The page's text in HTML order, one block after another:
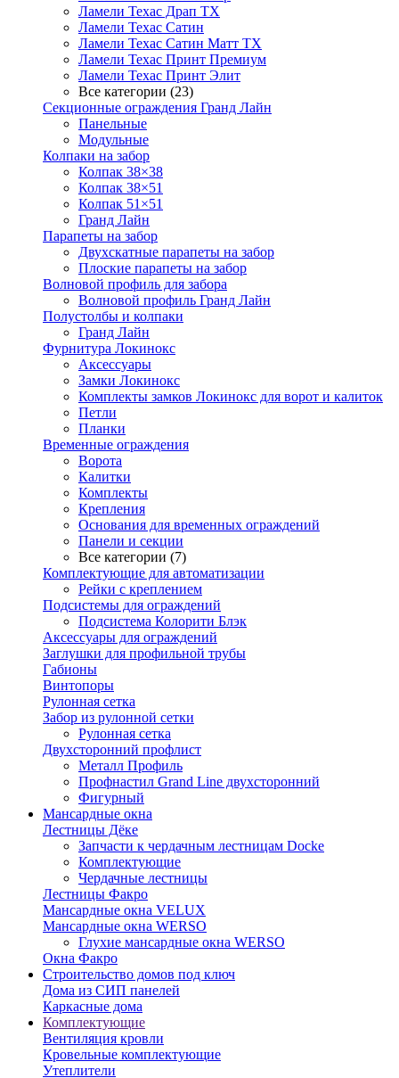
Ламели Техас Драп ТХ
Ламели Техас Сатин
Ламели Техас Сатин Матт ТХ
Ламели Техас Принт Премиум
Ламели Техас Принт Элит
Все категории (23)
Секционные ограждения Гранд Лайн
Панельные
Модульные
Колпаки на забор
Колпак 38×38
Колпак 38×51
Колпак 51×51
Гранд Лайн
Парапеты на забор
Двухскатные парапеты на забор
Плоские парапеты на забор
Волновой профиль для забора
Волновой профиль Гранд Лайн
Полустолбы и колпаки
Гранд Лайн
Фурнитура Локинокс
Аксессуары
Замки Локинокс
Комплекты замков Локинокс для ворот и калиток
Петли
Планки
Временные ограждения
Ворота
Калитки
Комплекты
Крепления
Основания для временных ограждений
Панели и секции
Все категории (7)
Комплектующие для автоматизации
Рейки с креплением
Подсистемы для ограждений
Подсистема Колорити Блэк
Аксессуары для ограждений
Заглушки для профильной трубы
Габионы
Винтопоры
Рулонная сетка
Забор из рулонной сетки
Рулонная сетка
Двухсторонний профлист
Металл Профиль
Профнастил Grand Line двухсторонний
Фигурный
Мансардные окна
Лестницы Дёке
Запчасти к чердачным лестницам Docke
Комплектующие
Чердачные лестницы
Лестницы Факро
Мансардные окна VELUX
Мансардные окна WERSO
Глухие мансардные окна WERSO
Окна Факро
Строительство домов под ключ
Дома из СИП панелей
Каркасные дома
Комплектующие
Вентиляция кровли
Кровельные комплектующие
Утеплители